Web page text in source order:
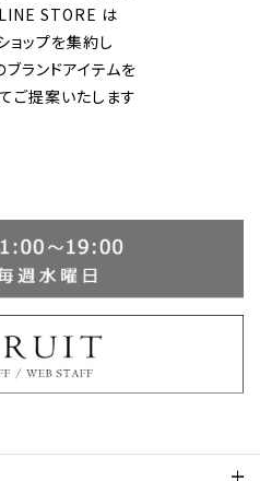
STORE は
ョップを集約し
ランドアイテムを
ご提案いたします